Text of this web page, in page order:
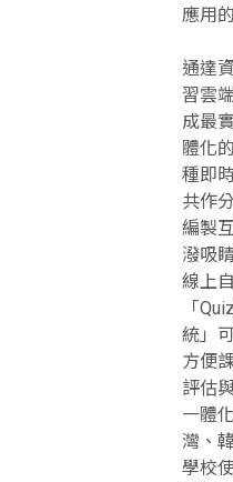
應用
通達
習雲
成最
體化
種即
共作
編製
潑吸
線上
「
統」
方便
評估
一體
灣、
學校